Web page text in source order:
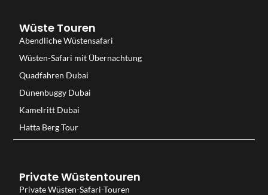
Wüste Touren
Abendliche Wüstensafari
Wüsten-Safari mit Übernachtung
Quadfahren Dubai
Dünenbuggy Dubai
Kamelritt Dubai
Hatta Berg Tour
Private Wüstentouren
Private Wüsten-Safari-Touren